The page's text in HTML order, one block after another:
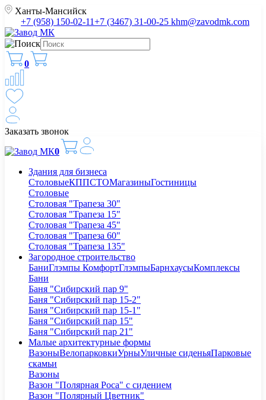
Ханты-Мансийск
+7 (958) 150-02-11+7 (3467) 31-00-25 khm@zavodmk.com
0
Заказать звонок
0
Здания для бизнеса
СтоловыеКППСТОМагазиныГостиницы
Столовые
Столовая "Трапеза 30"
Столовая "Трапеза 15"
Столовая "Трапеза 45"
Столовая "Трапеза 60"
Столовая "Трапеза 135"
Загородное строительство
БаниГлэмпы КомфортГлэмпыБарнхаусыКомплексы
Бани
Баня "Сибирский пар 9"
Баня "Сибирский пар 15-2"
Баня "Сибирский пар 15-1"
Баня "Сибирский пар 15"
Баня "Сибирский пар 21"
Малые архитектурные формы
ВазоныВелопарковкиУрныУличные сиденьяПарковые
скамьи
Вазоны
Вазон "Полярная Роса" с сидением
Вазон "Полярный Цветник"